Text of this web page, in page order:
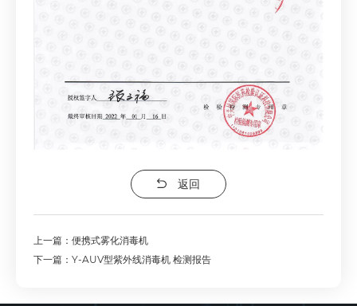
返回
上一篇：便携式雾化消毒机
下一篇：Y-AUV型紫外线消毒机 检测报告